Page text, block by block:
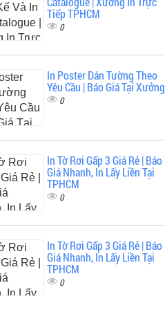
Tiếp TPHCM
0
In Poster Dán Tường Theo
Yêu Cầu | Báo Giá Tại Xưởng
0
In Tờ Rơi Gấp 3 Giá Rẻ | Báo
Giá Nhanh, In Lấy Liền Tại
TPHCM
0
In Tờ Rơi Gấp 3 Giá Rẻ | Báo
Giá Nhanh, In Lấy Liền Tại
TPHCM
0